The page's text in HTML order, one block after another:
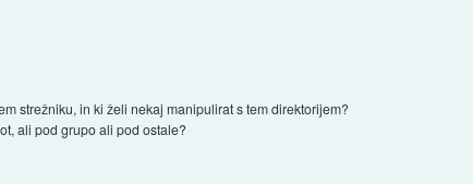
strežniku, in ki želi nekaj manipulirat s tem direktorijem?
ali pod grupo ali pod ostale?